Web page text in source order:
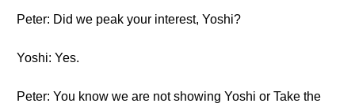
Peter: Did we peak your interest, Yoshi?
Yoshi: Yes.
Peter: You know we are not showing Yoshi or Take the